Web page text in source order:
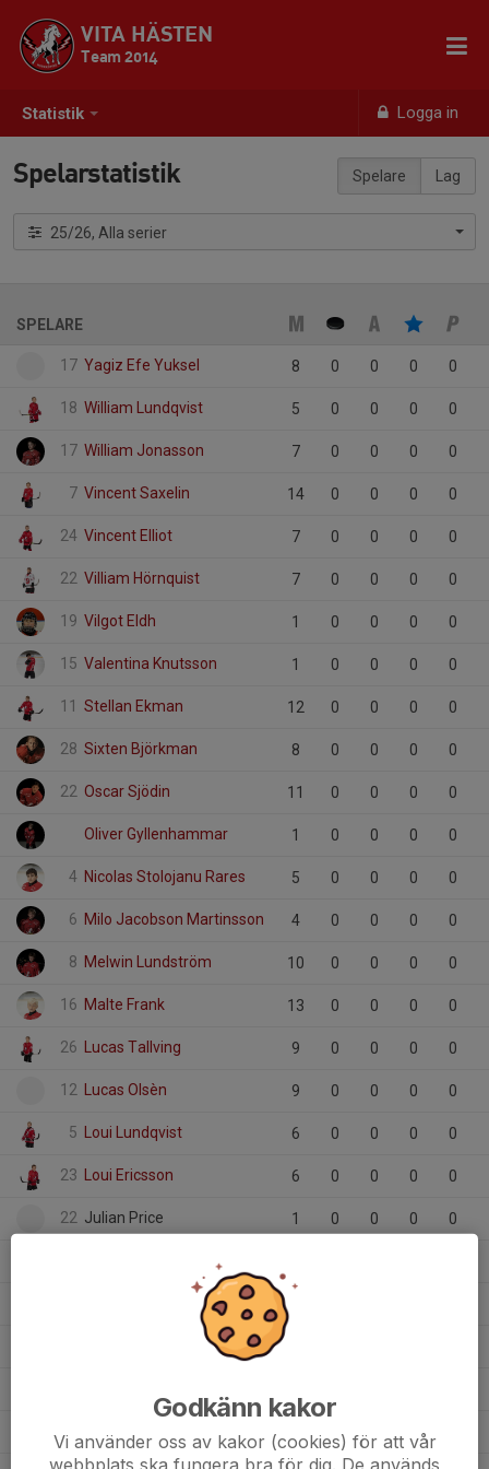
Statistik Logga in
VITA HÄSTEN
Team 2014
Spelare Lag
Spelarstatistik
25/26, Alla serier
SPELARE
17 Yagiz Efe Yuksel 8 0 0 0 0
18 William Lundqvist 5 0 0 0 0
17 William Jonasson 7 0 0 0 0
7 Vincent Saxelin 14 0 0 0 0
24 Vincent Elliot 7 0 0 0 0
22 Villiam Hörnquist 7 0 0 0 0
19 Vilgot Eldh 1 0 0 0 0
15 Valentina Knutsson 1 0 0 0 0
11 Stellan Ekman 12 0 0 0 0
28 Sixten Björkman 8 0 0 0 0
22 Oscar Sjödin 11 0 0 0 0
Oliver Gyllenhammar 1 0 0 0 0
4 Nicolas Stolojanu Rares 5 0 0 0 0
6 Milo Jacobson Martinsson 4 0 0 0 0
8 Melwin Lundström 10 0 0 0 0
16 Malte Frank 13 0 0 0 0
26 Lucas Tallving 9 0 0 0 0
12 Lucas Olsèn 9 0 0 0 0
5 Loui Lundqvist 6 0 0 0 0
23 Loui Ericsson 6 0 0 0 0
22 Julian Price 1 0 0 0 0
Hermann Håkansson
Godkänn kakor
Vi använder oss av kakor (cookies) för att vår
webbplats ska fungera bra för dig. De används